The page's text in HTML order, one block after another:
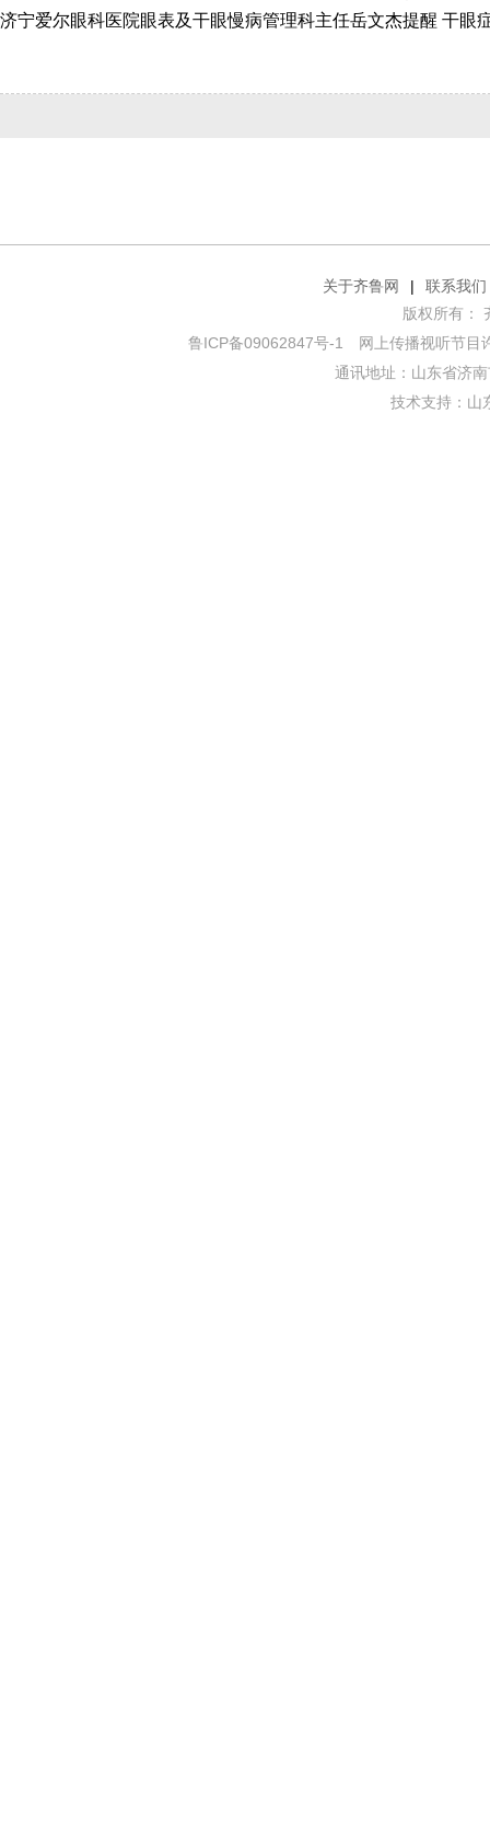
关于齐鲁网 |
联系我们
版权所有：
鲁ICP备09062847号-1
网上传播视听节目
通讯地址：山东省济
技术支持： 山